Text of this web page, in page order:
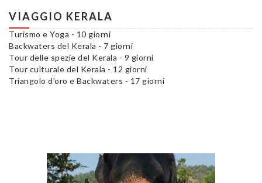
VIAGGIO KERALA
Turismo e Yoga - 10 giorni
Backwaters del Kerala - 7 giorni
Tour delle spezie del Kerala - 9 giorni
Tour culturale del Kerala - 12 giorni
Triangolo d'oro e Backwaters - 17 giorni